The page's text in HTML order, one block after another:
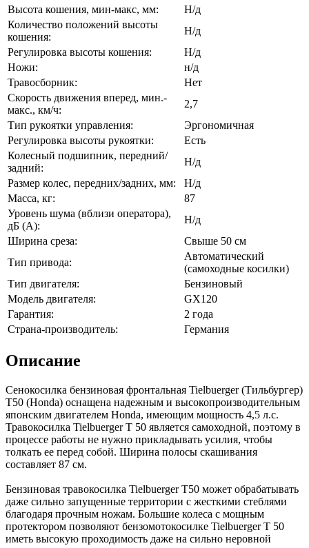
Высота кошения, мин-макс, мм:
Н/д
Количество положений высоты
кошения:
Н/д
Регулировка высоты кошения:
Н/д
Ножи:
н/д
Травосборник:
Нет
Скорость движения вперед, мин.-
макс., км/ч:
2,7
Тип рукоятки управления:
Эргономичная
Регулировка высоты рукоятки:
Есть
Колесный подшипник, передний/
задний:
Н/д
Размер колес, передних/задних, мм:
Н/д
Масса, кг:
87
Уровень шума (вблизи оператора),
дБ (А):
Н/д
Ширина среза:
Свыше 50 см
Тип привода:
Автоматический
(самоходные косилки)
Тип двигателя:
Бензиновый
Модель двигателя:
GX120
Гарантия:
2 года
Страна-производитель:
Германия
Описание
Сенокосилка бензиновая фронтальная Tielbuerger (Тильбургер)
T50 (Honda) оснащена надежным и высокопроизводительным
японским двигателем Honda, имеющим мощность 4,5 л.с.
Травокосилка Tielbuerger T 50 является самоходной, поэтому в
процессе работы не нужно прикладывать усилия, чтобы
толкать ее перед собой. Ширина полосы скашивания
составляет 87 см.
Бензиновая травокосилка Tielbuerger T50 может обрабатывать
даже сильно запущенные территории с жесткими стеблями
благодаря прочным ножам. Большие колеса с мощным
протектором позволяют бензомотокосилке Tielbuerger T 50
иметь высокую проходимость даже на сильно неровной